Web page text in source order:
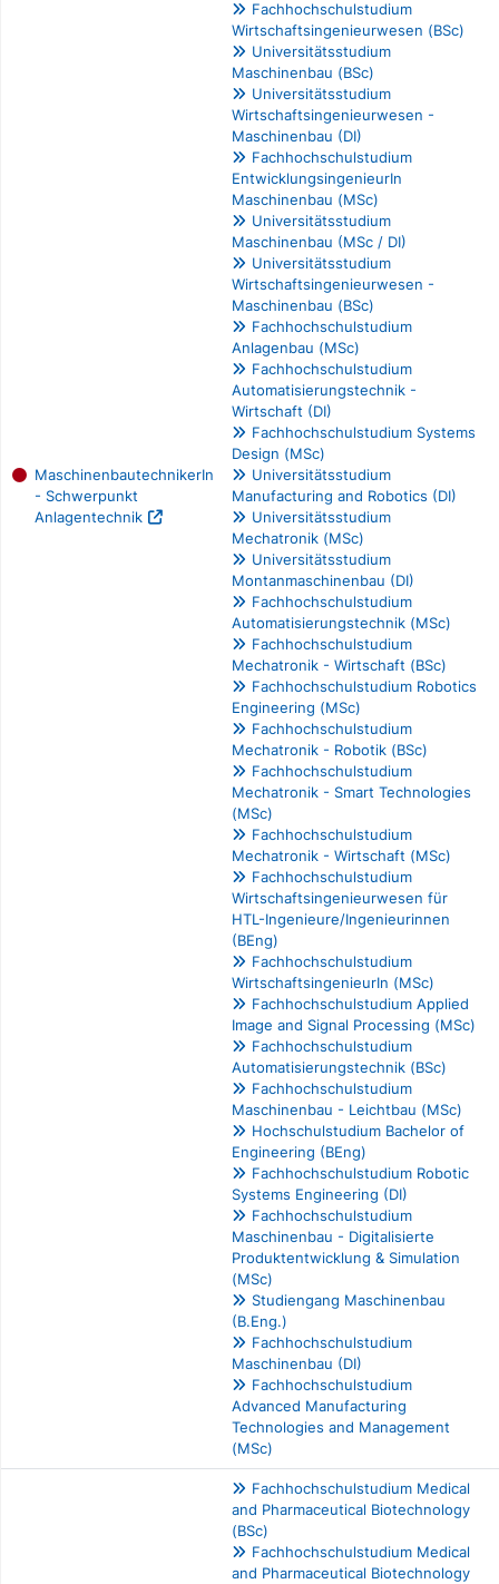
MaschinenbautechnikerIn
- Schwerpunkt
Anlagentechnik
Fachhochschulstudium
Wirtschaftsingenieurwesen (BSc)
Universitätsstudium
Maschinenbau (BSc)
Universitätsstudium
Wirtschaftsingenieurwesen -
Maschinenbau (DI)
Fachhochschulstudium
EntwicklungsingenieurIn
Maschinenbau (MSc)
Universitätsstudium
Maschinenbau (MSc / DI)
Universitätsstudium
Wirtschaftsingenieurwesen -
Maschinenbau (BSc)
Fachhochschulstudium
Anlagenbau (MSc)
Fachhochschulstudium
Automatisierungstechnik -
Wirtschaft (DI)
Fachhochschulstudium Systems
Design (MSc)
Universitätsstudium
Manufacturing and Robotics (DI)
Universitätsstudium
Mechatronik (MSc)
Universitätsstudium
Montanmaschinenbau (DI)
Fachhochschulstudium
Automatisierungstechnik (MSc)
Fachhochschulstudium
Mechatronik - Wirtschaft (BSc)
Fachhochschulstudium Robotics
Engineering (MSc)
Fachhochschulstudium
Mechatronik - Robotik (BSc)
Fachhochschulstudium
Mechatronik - Smart Technologies
(MSc)
Fachhochschulstudium
Mechatronik - Wirtschaft (MSc)
Fachhochschulstudium
Wirtschaftsingenieurwesen für
HTL-Ingenieure/Ingenieurinnen
(BEng)
Fachhochschulstudium
WirtschaftsingenieurIn (MSc)
Fachhochschulstudium Applied
Image and Signal Processing (MSc)
Fachhochschulstudium
Automatisierungstechnik (BSc)
Fachhochschulstudium
Maschinenbau - Leichtbau (MSc)
Hochschulstudium Bachelor of
Engineering (BEng)
Fachhochschulstudium Robotic
Systems Engineering (DI)
Fachhochschulstudium
Maschinenbau - Digitalisierte
Produktentwicklung & Simulation
(MSc)
Studiengang Maschinenbau
(B.Eng.)
Fachhochschulstudium
Maschinenbau (DI)
Fachhochschulstudium
Advanced Manufacturing
Technologies and Management
(MSc)
Fachhochschulstudium Medical
and Pharmaceutical Biotechnology
(BSc)
Fachhochschulstudium Medical
and Pharmaceutical Biotechnology